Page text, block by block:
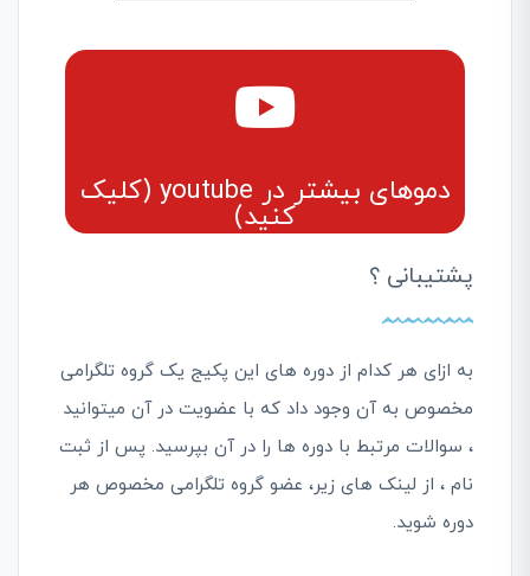
دموهای بیشتر در youtube (کلیک
کنید)
پشتیبانی ؟
به ازای هر کدام از دوره های این پکیج یک گروه تلگرامی
مخصوص به آن وجود داد که با عضویت در آن میتوانید
، سوالات مرتبط با دوره ها را در آن بپرسید. پس از ثبت
نام ، از لینک های زیر، عضو گروه تلگرامی مخصوص هر
دوره شوید.